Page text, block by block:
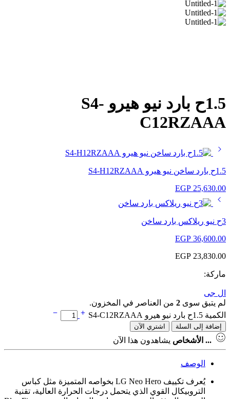
1.5ح بارد نيو هيرو S4-
C12RZAAA
1.5ح بارد ساخن نيو هيرو S4-H12RZAAA
EGP 25,630.00
3ح نيو ريلاكس بارد ساخن
EGP 36,600.00
EGP 23,830.00
ماركة:
ال جى
لم يتبق سوى 2 من العناصر في المخزون.
الكمية 1.5ح بارد نيو هيرو S4-C12RZAAA
إضافة إلى السلة اشتري الآن
... الأشخاص يشاهدون هذا الآن
الوصف
يُعرف تكييف LG Neo Hero بخواصه المتميزة مثل كباس
التروبيكال القوي الذي يتحمل درجات الحرارة العالية، تقنية